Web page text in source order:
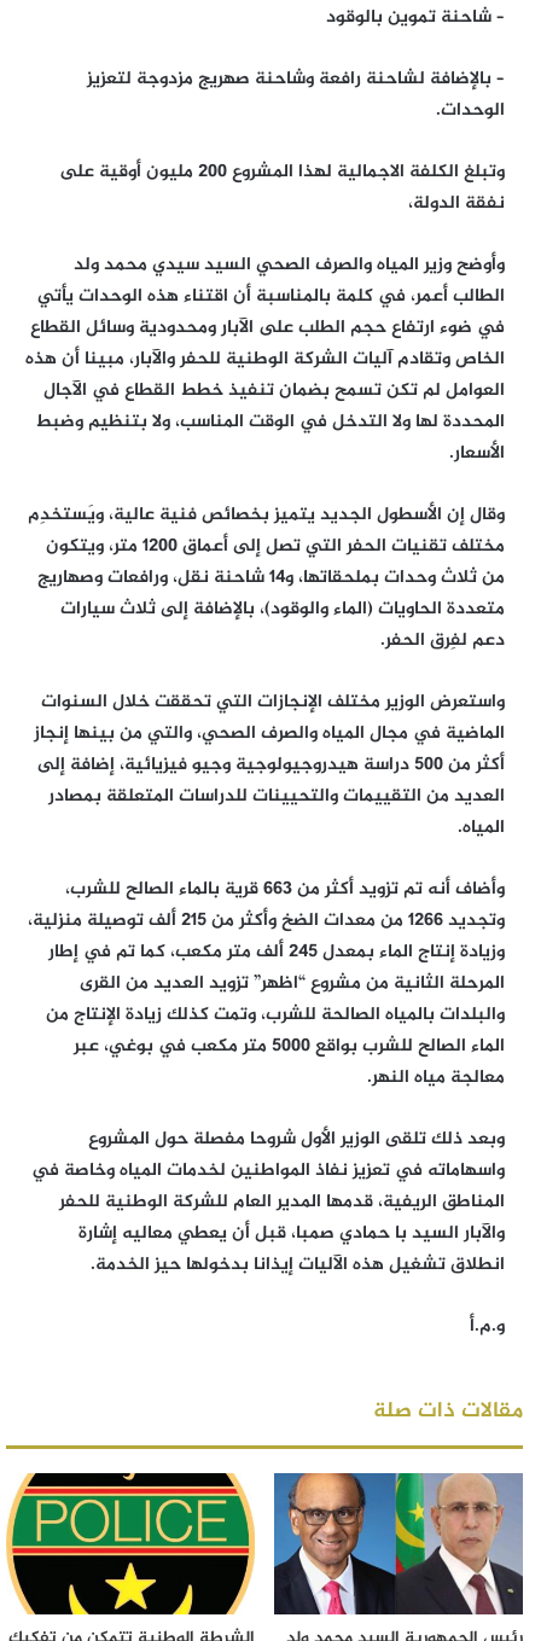
– شاحنة تموين بالوقود
– بالإضافة لشاحنة رافعة وشاحنة صهريج مزدوجة لتعزيز
الوحدات.
وتبلغ الكلفة الاجمالية لهذا المشروع 200 مليون أوقية على
نفقة الدولة،
وأوضح وزير المياه والصرف الصحي السيد سيدي محمد ولد
الطالب أعمر، في كلمة بالمناسبة أن اقتناء هذه الوحدات يأتي
في ضوء ارتفاع حجم الطلب على الآبار ومحدودية وسائل القطاع
الخاص وتقادم آليات الشركة الوطنية للحفر والآبار، مبينا أن هذه
العوامل لم تكن تسمح بضمان تنفيذ خطط القطاع في الآجال
المحددة لها ولا التدخل في الوقت المناسب، ولا بتنظيم وضبط
الأسعار.
وقال إن الأسطول الجديد يتميز بخصائص فنية عالية، ويَستخدِم
مختلف تقنيات الحفر التي تصل إلى أعماق 1200 متر، ويتكون
من ثلاث وحدات بملحقاتها، و14 شاحنة نقل، ورافعات وصهاريج
متعددة الحاويات (الماء والوقود)، بالإضافة إلى ثلاث سيارات
دعم لفِرق الحفر.
واستعرض الوزير مختلف الإنجازات التي تحققت خلال السنوات
الماضية في مجال المياه والصرف الصحي، والتي من بينها إنجاز
أكثر من 500 دراسة هيدروجيولوجية وجيو فيزيائية، إضافة إلى
العديد من التقييمات والتحيينات للدراسات المتعلقة بمصادر
المياه.
وأضاف أنه تم تزويد أكثر من 663 قرية بالماء الصالح للشرب،
وتجديد 1266 من معدات الضخ وأكثر من 215 ألف توصيلة منزلية،
وزيادة إنتاج الماء بمعدل 245 ألف متر مكعب، كما تم في إطار
المرحلة الثانية من مشروع “اظهر” تزويد العديد من القرى
والبلدات بالمياه الصالحة للشرب، وتمت كذلك زيادة الإنتاج من
الماء الصالح للشرب بواقع 5000 متر مكعب في بوغي، عبر
معالجة مياه النهر.
وبعد ذلك تلقى الوزير الأول شروحا مفصلة حول المشروع
واسهاماته في تعزيز نفاذ المواطنين لخدمات المياه وخاصة في
المناطق الريفية، قدمها المدير العام للشركة الوطنية للحفر
والآبار السيد با حمادي صمبا، قبل أن يعطي معاليه إشارة
انطلاق تشغيل هذه الآليات إيذانا بدخولها حيز الخدمة.
و.م.أ
مقالات ذات صلة